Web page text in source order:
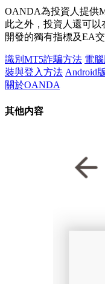
OANDA為投資人提供
此之外，投資人還可
開發的獨有指標及EA交
識別MT5詐騙方法 電
裝與登入方法 Android
關於OANDA
其他内容